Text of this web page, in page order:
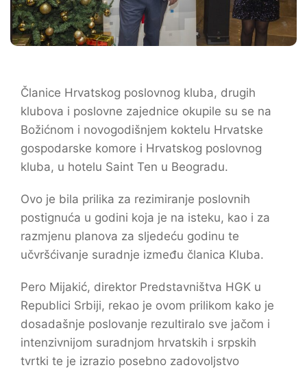
Članice Hrvatskog poslovnog kluba, drugih
klubova i poslovne zajednice okupile su se na
Božićnom i novogodišnjem koktelu Hrvatske
gospodarske komore i Hrvatskog poslovnog
kluba, u hotelu Saint Ten u Beogradu.
Ovo je bila prilika za rezimiranje poslovnih
postignuća u godini koja je na isteku, kao i za
razmjenu planova za sljedeću godinu te
učvršćivanje suradnje između članica Kluba.
Pero Mijakić, direktor Predstavništva HGK u
Republici Srbiji, rekao je ovom prilikom kako je
dosadašnje poslovanje rezultiralo sve jačom i
intenzivnijom suradnjom hrvatskih i srpskih
tvrtki te je izrazio posebno zadovoljstvo